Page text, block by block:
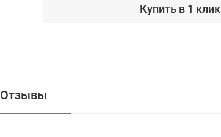
Купить в 1 клик
Отзывы